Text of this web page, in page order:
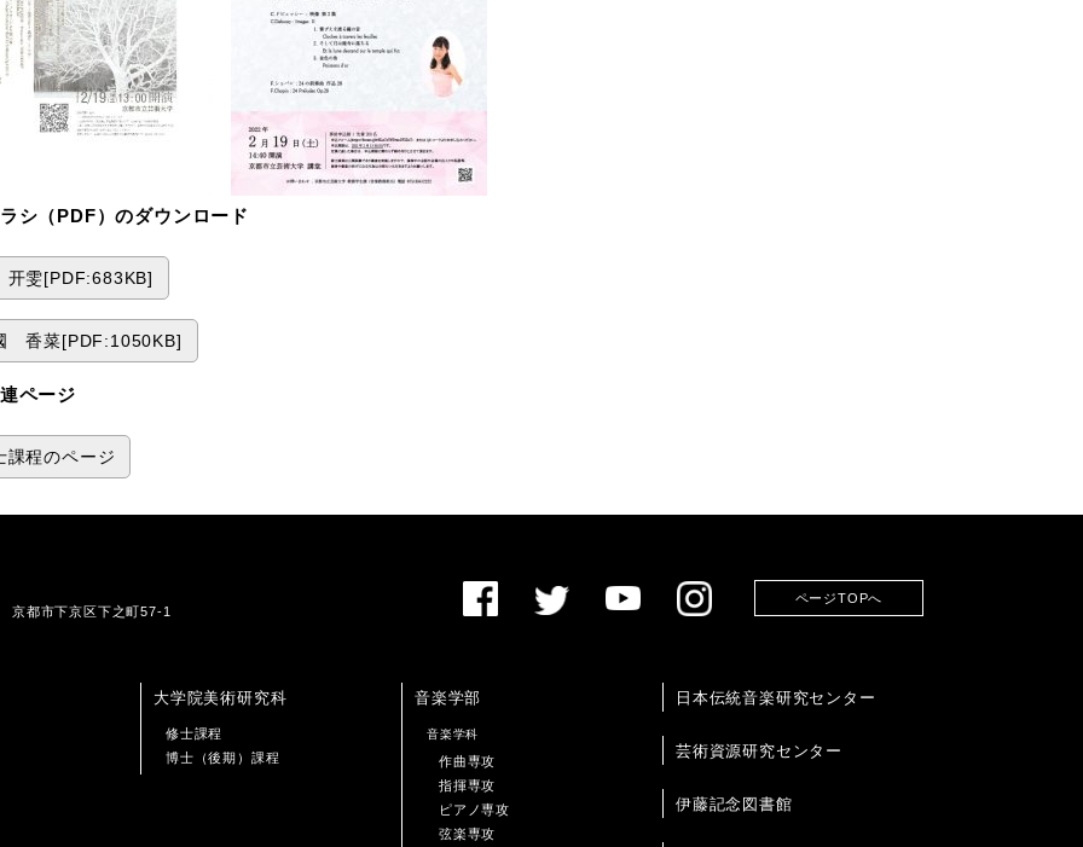
シ（PDF）のダウンロード
雯[PDF:683KB]
香菜[PDF:1050KB]
ページ
課程のページ
都市下京区下之町57-1
ページTOPへ
大学院美術研究科
修士課程
博士（後期）課程
音楽学部
音楽学科
作曲専攻
指揮専攻
ピアノ専攻
弦楽専攻
日本伝統音楽研究センター
芸術資源研究センター
伊藤記念図書館